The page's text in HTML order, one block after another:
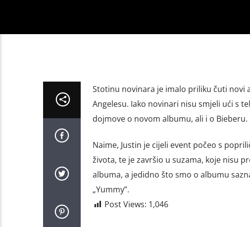
Stotinu novinara je imalo priliku čuti novi
Angelesu. Iako novinari nisu smjeli ući s
dojmove o novom albumu, ali i o Bieberu.
Naime, Justin je cijeli event počeo s
života, te je završio u suzama, koje nisu
albuma, a jedidno što smo o albumu
„Yummy”.
Post Views: 1,046